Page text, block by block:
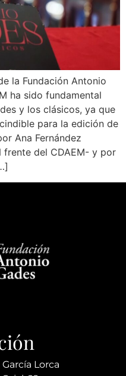
la Fundación Antonio
ha sido fundamental
y los clásicos, ya que
para la edición de
Ana Fernández
frente del CDAEM- y por
Lorca